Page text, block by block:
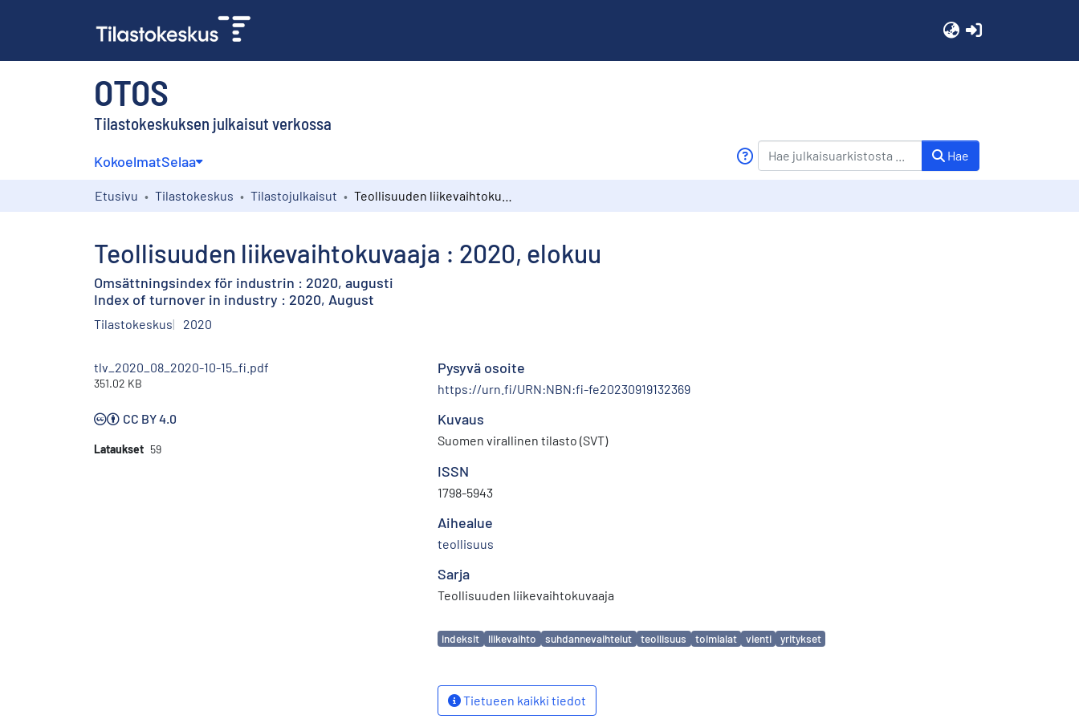
OTOS
Tilastokeskuksen julkaisut verkossa
KokoelmatSelaa Hae
Etusivu Tilastokeskus Tilastojulkaisut
Teollisuuden liikevaihtokuvaaja : 2020, elokuu
Omsättningsindex för industrin : 2020, augusti
Index of turnover in industry : 2020, August
Tilastokeskus 2020
tlv_2020_08_2020-10-15_fi.pdf
351.02 KB
CC BY 4.0
Lataukset 59
Pysyvä osoite
https://urn.fi/URN:NBN:fi-fe20230919132369
Kuvaus
Suomen virallinen tilasto (SVT)
ISSN
1798-5943
Aihealue
teollisuus
Sarja
Teollisuuden liikevaihtokuvaaja
Avainsanat
indeksit liikevaihto suhdannevaihtelut teollisuus toimialat vienti yritykset
Tietueen kaikki tiedot